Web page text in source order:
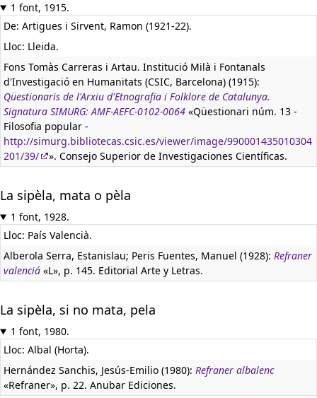
1 font, 1915.
De: Artigues i Sirvent, Ramon (1921-22).
Lloc: Lleida.
Fons Tomàs Carreras i Artau. Institució Milà i Fontanals
d'Investigació en Humanitats (CSIC, Barcelona) (1915):
Qüestionaris de l'Arxiu d'Etnografia i Folklore de Catalunya.
Signatura SIMURG: AMF-AEFC-0102-0064 «Qüestionari núm. 13 -
Filosofia popular -
http://simurg.bibliotecas.csic.es/viewer/image/990001435010304
201/39/
». Consejo Superior de Investigaciones Científicas.
La sipèla, mata o pèla
1 font, 1928.
Lloc: País Valencià.
Alberola Serra, Estanislau; Peris Fuentes, Manuel (1928): Refraner
valenciá «L», p. 145. Editorial Arte y Letras.
La sipèla, si no mata, pela
1 font, 1980.
Lloc: Albal (Horta).
Hernández Sanchis, Jesús-Emilio (1980): Refraner albalenc
«Refraner», p. 22. Anubar Ediciones.